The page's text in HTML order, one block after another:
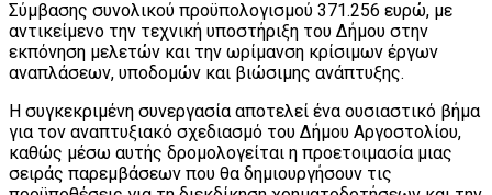
Σύμβασης συνολικού προϋπολογισμού 371.256 ευρώ, με
αντικείμενο την τεχνική υποστήριξη του Δήμου στην
εκπόνηση μελετών και την ωρίμανση κρίσιμων έργων
αναπλάσεων, υποδομών και βιώσιμης ανάπτυξης.
Η συγκεκριμένη συνεργασία αποτελεί ένα ουσιαστικό βήμα
για τον αναπτυξιακό σχεδιασμό του Δήμου Αργοστολίου,
καθώς μέσω αυτής δρομολογείται η προετοιμασία μιας
σειράς παρεμβάσεων που θα δημιουργήσουν τις